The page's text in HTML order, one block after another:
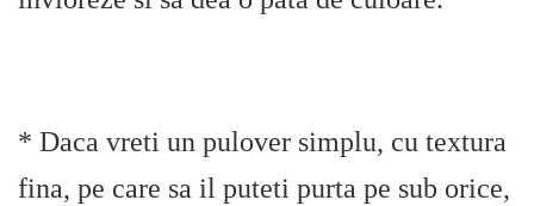
* Daca vreti un pulover simplu, cu textura
fina, pe care sa il puteti purta pe sub orice,